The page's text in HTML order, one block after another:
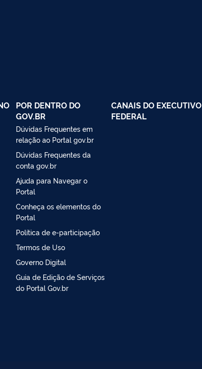
POR DENTRO DO
GOV.BR
Dúvidas Frequentes em
relação ao Portal gov.br
Dúvidas Frequentes da
conta gov.br
Ajuda para Navegar o
Portal
Conheça os elementos do
Portal
Política de e-participação
Termos de Uso
Governo Digital
Guia de Edição de Serviços
do Portal Gov.br
CANAIS DO EXECUTIVO
FEDERAL